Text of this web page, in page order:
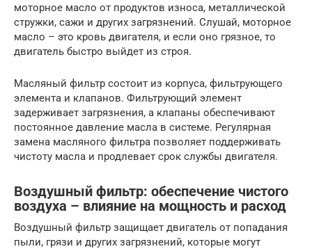
моторное масло от продуктов износа, металлической
стружки, сажи и других загрязнений. Слушай, моторное
масло – это кровь двигателя, и если оно грязное, то
двигатель быстро выйдет из строя.
Масляный фильтр состоит из корпуса, фильтрующего
элемента и клапанов. Фильтрующий элемент
задерживает загрязнения, а клапаны обеспечивают
постоянное давление масла в системе. Регулярная
замена масляного фильтра позволяет поддерживать
чистоту масла и продлевает срок службы двигателя.
Воздушный фильтр: обеспечение чистого
воздуха – влияние на мощность и расход
Воздушный фильтр защищает двигатель от попадания
пыли, грязи и других загрязнений, которые могут